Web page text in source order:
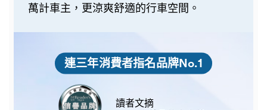
萬計車主，更涼爽舒適的行車空間。
連三年消費者指名品牌No.1
讀者文摘